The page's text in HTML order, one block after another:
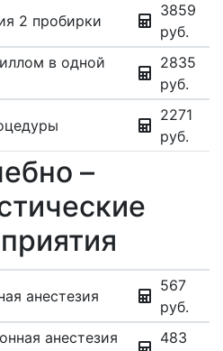
2 пробирки
3859
руб.
в одной
2835
руб.
2271
руб.
–
анестезия
567
руб.
анестезия
483